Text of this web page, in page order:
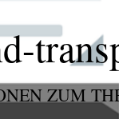
ZUM